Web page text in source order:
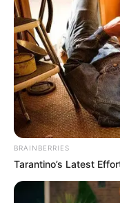
BRAINBERRIES
Tarantino’s Latest